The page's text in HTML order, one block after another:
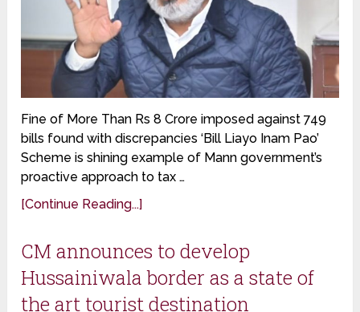
Fine of More Than Rs 8 Crore imposed against 749
bills found with discrepancies ‘Bill Liayo Inam Pao’
Scheme is shining example of Mann government’s
proactive approach to tax …
[Continue Reading...]
CM announces to develop
Hussainiwala border as a state of
the art tourist destination